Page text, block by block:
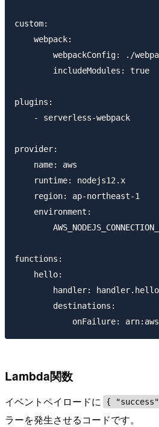
custom:
    webpack:
webpackConfig: ./
        includeModules: true
plugins:
    - serverless-webpack
provider:
    name: aws
    runtime: nodejs12.x
    region: ap-northeast-1
    environment:
functions:
    hello:
        handler: handler.hello
        destinations:
Lambda関数
イベントペイロードに {
ラーを発生させるコードです。